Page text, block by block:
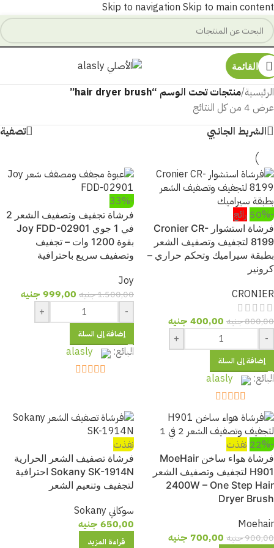
Skip to navigation Skip to main content
القائمة
الرئيسية/منتجات تحت الوسم “hair dryer brush”
عرض ⁦4⁩ من كل النتائج
الشريط الجانبي
تصفية
-50% رائج
فرشاة استشوار Cronier CR-
8199 لتجفيف وتصفيف الشعر
بطبقة سيراميك وتحكم حراري –
كرونير
CRONIER
800,00جنيه 400,00 جنيه
-
+
إضافة إلى السلة
البائع: alasly
5
out of 5
-33%
فرشاة تجفيف وتصفيف الشعر 2
في 1 جوي Joy FDD-02901
بقوة 1200 وات – تجفيف
وتصفيف سريع باحترافية
Joy
1.500,00جنيه 999,00 جنيه
-
+
إضافة إلى السلة
البائع: alasly
-22% نفذت
فرشاة هواء ساخن MoeHair
H901 لتجفيف وتصفيف الشعر
2400W – One Step Hair
Dryer Brush
Moehair
900,00جنيه 700,00 جنيه
نفذت
فرشاة تصفيف الشعر الحرارية
Sokany SK-1914N احترافية
لتجفيف وتنعيم الشعر
سوكاني Sokany
650,00 جنيه
قراءة المزيد